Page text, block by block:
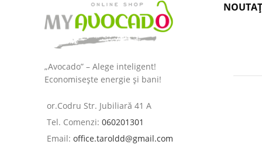
„Avocado” – Alege inteligent!
Economisește energie și bani!
or.Codru Str. Jubiliară 41 A
Tel. Comenzi: 060201301
Email: office.taroldd@gmail.com